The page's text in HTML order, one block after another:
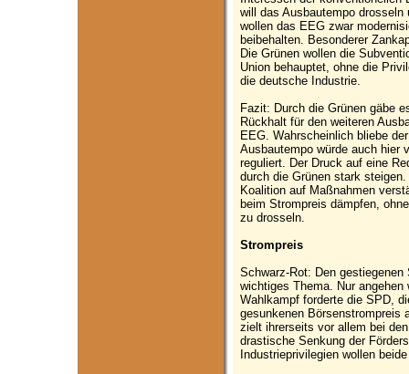
will das Ausbautempo drosseln
wollen das EEG zwar
beibehalten. Besonderer
Die Grünen wollen die
Union behauptet, ohne die
die deutsche Industrie.
Fazit: Durch die Grünen gäbe
Rückhalt für den weiteren
EEG. Wahrscheinlich bliebe
Ausbautempo würde auch hier
reguliert. Der Druck auf eine
durch die Grünen stark
Koalition auf Maßnahmen
beim Strompreis dämpfen,
zu drosseln.
Strompreis
Schwarz-Rot: Den
wichtiges Thema. Nur
Wahlkampf forderte die SPD,
gesunkenen Börsenstrompreis
zielt ihrerseits vor allem bei
drastische Senkung der
Industrieprivilegien wollen